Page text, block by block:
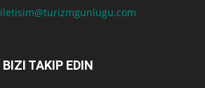
iletisim@turizmgunlugu.com
BIZI TAKIP EDIN